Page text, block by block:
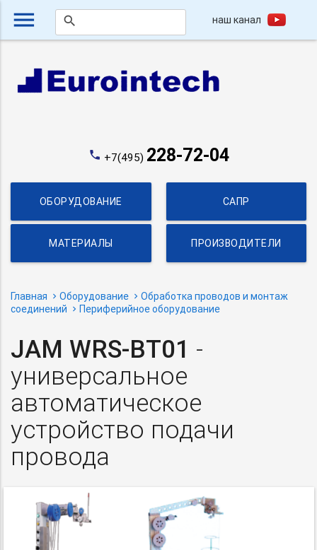
menu search наш канал
phone +7(495) 228-72-04
ОБОРУДОВАНИЕ САПР
МАТЕРИАЛЫ ПРОИЗВОДИТЕЛИ
Главная Оборудование
Обработка проводов и монтаж
соединений
Периферийное оборудование
JAM WRS-BT01 -
универсальное
автоматическое
устройство подачи
провода